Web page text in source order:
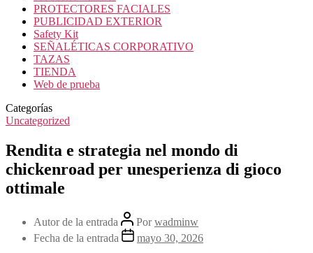
PROTECTORES FACIALES
PUBLICIDAD EXTERIOR
Safety Kit
SEÑALÉTICAS CORPORATIVO
TAZAS
TIENDA
Web de prueba
Categorías
Uncategorized
Rendita e strategia nel mondo di
chickenroad per unesperienza di gioco
ottimale
Autor de la entrada Porwadminw
Fecha de la entrada
mayo 30, 2026